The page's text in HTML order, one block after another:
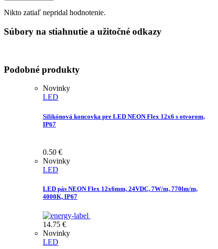
Nikto zatiaľ nepridal hodnotenie.
Súbory na stiahnutie a užitočné odkazy
Podobné produkty
Novinky
LED
Silikónová koncovka pre LED NEON Flex 12x6 s otvorom,
IP67
0.50 €
Novinky
LED
LED pás NEON Flex 12x6mm, 24VDC, 7W/m, 770lm/m,
4000K, IP67
14.75 €
Novinky
LED